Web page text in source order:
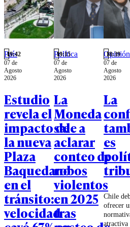
País
19:42
07 de
Agosto
2026
Estudio
revela el
impacto de
la nueva
Plaza
Baquedano
en el
tránsito:
velocidad
Política
19:15
07 de
Agosto
2026
La
Moneda
sale a
aclarar
conteo de
robos
violentos
en 2025
tras
Opinión
18:39
07 de
Agosto
2026
La
es
Chile
ofrecer
atractiva